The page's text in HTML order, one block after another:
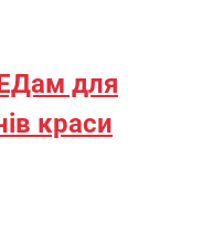
для
краси